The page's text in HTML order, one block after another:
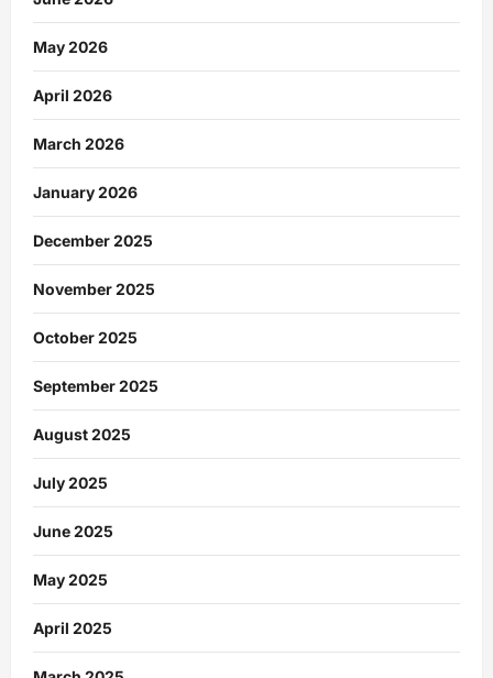
May 2026
April 2026
March 2026
January 2026
December 2025
November 2025
October 2025
September 2025
August 2025
July 2025
June 2025
May 2025
April 2025